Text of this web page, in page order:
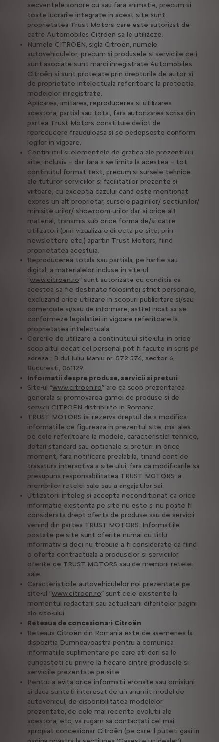
secventele sonore cu sau fara animatie, precum si
toate lucrarile integrate in acest site sunt
proprietatea Trust Motors care este autorizat de
catre Automobiles Citroën sa le utilizeze.
Numele CITROËN, sigla Citroën, numele
autovehiculelor, precum si produsele si serviciile ce-i
sunt asociate sunt marci inregistrate Automobiles
Citroën si sunt protejate prin drepturile de autor si
de proprietate intelectuala referitoare la protectia
modelelor inregistrate.
Aplicarea, imitarea, reproducerea si utilizarea
acestora, partial sau total, fara autorizarea scrisa din
partea Trust Motors constituie delict de
reproducere frauduloasa si se pedepseste conform
legilor in vigoare.
Continutul si elementele de grafica ale prezentului
site, inclusiv – dar fara a se limita la acestea – tot
continutul format text, precum si sursele tehnice
ale tuturor serviciilor si facilitatilor prezente si
viitoare, cu exceptia cazului cand este mentionat
expres un alt proprietar, sursele paginilor/ sectiunilor/
minisite-urilor/ showroom-urilor dar si orice alt
material, transmis sub orice forma de/si catre
Utilizatori (prin vizualizare directa pe site, prin
newslettere etc,) apartin Trust Motors, fiind
proprietatea acestuia.
Reproducerea totala sau partiala, pe hartie sau
digital, a materialelor incluse in site-ul
”www.citroen.ro” sunt autorizate cu conditia ca
acestea sa fie destinate folosintei strict personale,
excluzand orice utilizare in scopuri publicitare si/sau
comerciale si/sau de informare, astfel incat sa se
conformeze legislatiei in vigoare referitoare la
proprietatea intelectuala.
Cererile de utilizare a continutului site-ului in orice
scop altul decat cel personal pot fi facute in scris pe
adresa : B-dul Iuliu Maniu nr. 572-574, sector 6,
Bucuresti, 061129.
Informatii despre produse, servicii si preturi
Site-ul “www.citroen.ro” are ca scop prezentarea
generala si promovarea gamei de produse si de
servicii CITROËN distribuite in Romania.
TRUST MOTORS isi rezerva dreptul de a modifica
informatiile ce figureaza in prezentul site, mai ales
pe cele referitoare la modele, caracteristici tehnice,
dotari standard sau optionale si preturi, in orice
moment, fara notificare prealabila, tinand cont de
trasatura interactiva a site-ului, fara ca modificarile sa
presupuna responsabilitatea TRUST MOTORS, a
membrilor retelei sale sau a angajatilor sai.
Utilizatorii inteleg si accepta neconditionat ca orice
informatie existenta pe site nu este si nu poate fi
considerata drept oferta de produse sau de servicii
venind din partea TRUST MOTORS. Informatiile
postate pe site sunt oferite numai cu titlu
informativ si deci nu trebuie a fi considerate ca fiind
o oferta contractuala a produselor si serviciilor
oferite de TRUST MOTORS sau de membrii retelei
sale.
Caracteristicile autovehiculelor noi prezentate pe
site-ul ”www.citroen.ro” sunt cele existente la
momentul redactarii sau actualizarii diferitelor pagini
ale site-ului.
Reteaua de concesionari Citroën
Reteaua Citroën din Romania este de asemenea la
dispozitia Dumneavoastra pentru a comunica
informatiile suplimentare pe care ati dori sa le
cunoasteti cu privire la fiecare dintre produsele si
serviciile prezentate pe site.
Pentru a evita orice informatii eronate sau omisiuni
si daca sunteti interesat de un anumit model de
autovehicul, de disponibilitatea modelelor
prezentate, de cele mai recente evolutii ale
acestora, etc, va rugam sa contactati cel mai
apropiat concesionar Citroën (pe care il puteti gasi in